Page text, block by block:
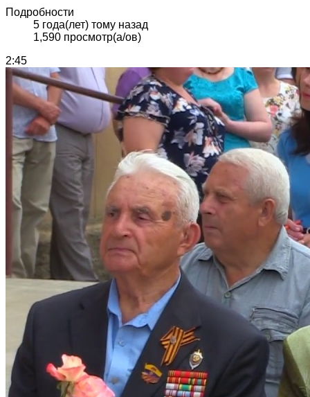
Подробности
5 года(лет) тому назад
1,590 просмотр(а/ов)
2:45